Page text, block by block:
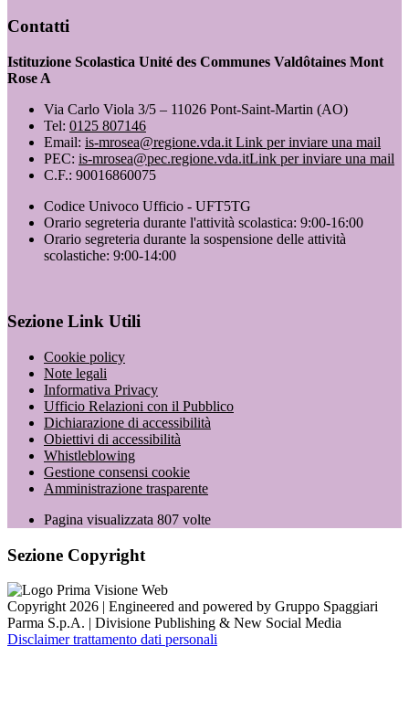
Contatti
Istituzione Scolastica Unité des Communes Valdôtaines Mont
Rose A
Via Carlo Viola 3/5 – 11026 Pont-Saint-Martin (AO)
Tel: 0125 807146
Email: is-mrosea@regione.vda.it Link per inviare una mail
PEC: is-mrosea@pec.regione.vda.itLink per inviare una mail
C.F.: 90016860075
Codice Univoco Ufficio - UFT5TG
Orario segreteria durante l'attività scolastica: 9:00-16:00
Orario segreteria durante la sospensione delle attività
scolastiche: 9:00-14:00
Sezione Link Utili
Cookie policy
Note legali
Informativa Privacy
Ufficio Relazioni con il Pubblico
Dichiarazione di accessibilità
Obiettivi di accessibilità
Whistleblowing
Gestione consensi cookie
Amministrazione trasparente
Pagina visualizzata 807 volte
Sezione Copyright
Copyright 2026 | Engineered and powered by Gruppo Spaggiari
Parma S.p.A. | Divisione Publishing & New Social Media
Disclaimer trattamento dati personali